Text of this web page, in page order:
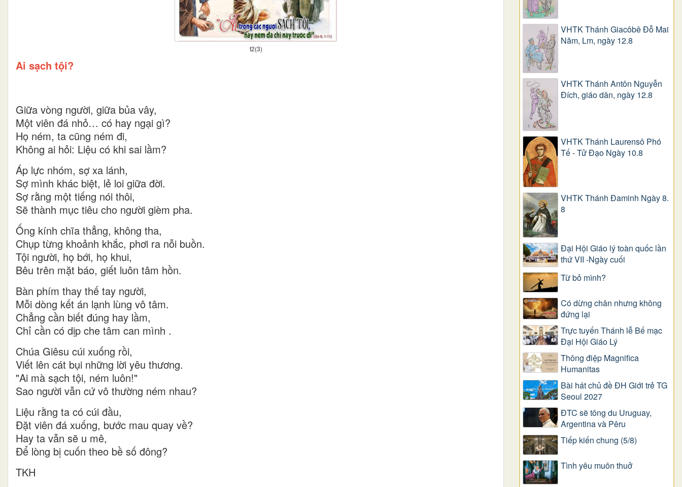
t2(3)
Ai sạch tội?
Giữa vòng người, giữa bủa vây,
Một viên đá nhỏ… có hay ngại gì?
Họ ném, ta cũng ném đi,
Không ai hỏi: Liệu có khi sai lầm?
Áp lực nhóm, sợ xa lánh,
Sợ mình khác biệt, lẻ loi giữa đời.
Sợ rằng một tiếng nói thôi,
Sẽ thành mục tiêu cho người gièm pha.
Ống kính chĩa thẳng, không tha,
Chụp từng khoảnh khắc, phơi ra nỗi buồn.
Tội người, họ bới, họ khui,
Bêu trên mặt báo, giết luôn tâm hồn.
Bàn phím thay thế tay người,
Mỗi dòng kết án lạnh lùng vô tâm.
Chẳng cần biết đúng hay lầm,
Chỉ cần có dịp che tâm can mình .
Chúa Giêsu cúi xuống rồi,
Viết lên cát bụi những lời yêu thương.
"Ai mà sạch tội, ném luôn!"
Sao người vẫn cứ vô thường ném nhau?
Liệu rằng ta có cúi đầu,
Đặt viên đá xuống, bước mau quay về?
Hay ta vẫn sẽ u mê,
Để lòng bị cuốn theo bề số đông?
TKH
VHTK Thánh Giacôbê Ðỗ Mai
Năm, Lm, ngày 12.8
VHTK Thánh Antôn Nguyễn
Ðích, giáo dân, ngày 12.8
VHTK Thánh Laurensô Phó
Tế - Tử Đạo Ngày 10.8
VHTK Thánh Đaminh Ngày 8.
8
Đại Hội Giáo lý toàn quốc lần
thứ VII -Ngày cuối
Từ bỏ mình?
Có dừng chân nhưng không
đứng lại
Trực tuyến Thánh lễ Bế mạc
Đại Hội Giáo Lý
Thông điệp Magnifica
Humanitas
Bài hát chủ đề ĐH Giới trẻ TG
Seoul 2027
ĐTC sẽ tông du Uruguay,
Argentina và Pêru
Tiếp kiến chung (5/8)
Tình yêu muôn thuở